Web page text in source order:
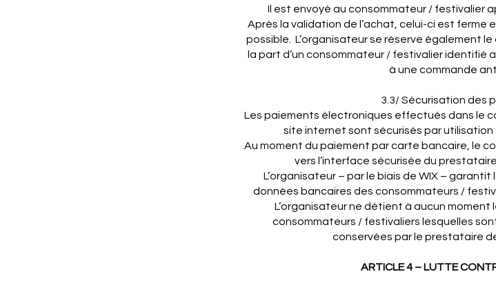
Il est envoyé au consommateur / festivalier
Après la validation de l’achat, celui-ci est ferme
possible. L’organisateur se réserve également
la part d’un consommateur / festivalier identifié
à une commande
3.3/ Sécurisation des
Les paiements électroniques effectués dans le
site internet sont sécurisés par utilisation
Au moment du paiement par carte bancaire, le
vers l’interface sécurisée du
L’organisateur – par le biais de WIX –
données bancaires des consommateurs /
L’organisateur ne détient à aucun
consommateurs / festivaliers lesquelles
conservées par le prestataire
ARTICLE 4 – LUTTE